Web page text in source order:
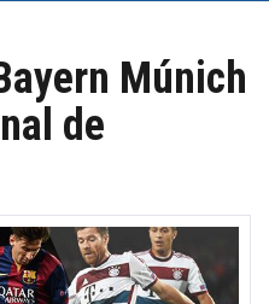
Múnich
de